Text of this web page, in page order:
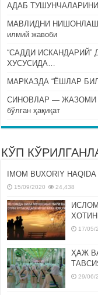
АДАБ
МАВЛИДНИ НИШОНЛАШ
илмий жавоби
“САДДИ
ХУСУСИДА…
МАРКАЗДА “ЁШЛАР
СИНОВЛАР — ЖАЗОМИ
бўлган ҳақиқат
КЎП
IMOM BUXORIY
15/09/2020 24,438
17/05/
ҲАЖ
29/06/